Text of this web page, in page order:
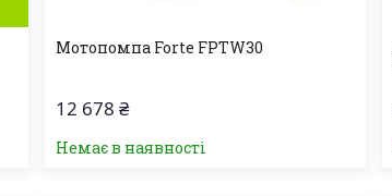
Мотопомпа Forte FPTW30
12 678 ₴
Немає в наявності